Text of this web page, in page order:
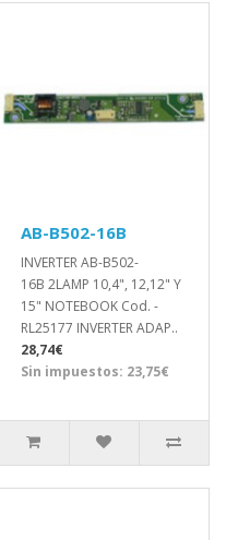
AB-B502-16B
INVERTER AB-B502-
16B 2LAMP 10,4", 12,12" Y
15" NOTEBOOK Cod. -
RL25177 INVERTER ADAP..
28,74€
Sin impuestos: 23,75€